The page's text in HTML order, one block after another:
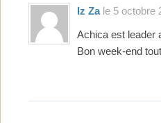
Iz Zale 5 octobre
Achica est leader
Bon week-end